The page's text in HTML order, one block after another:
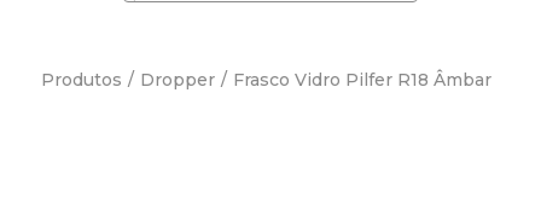
Produtos / Dropper / Frasco Vidro Pilfer R18 Âmbar